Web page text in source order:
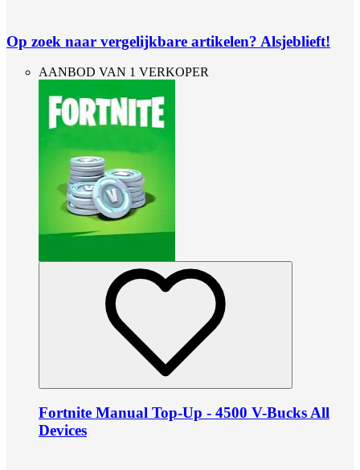
Op zoek naar vergelijkbare artikelen? Alsjeblieft!
AANBOD VAN 1 VERKOPER
Fortnite Manual Top-Up - 4500 V-Bucks All
Devices